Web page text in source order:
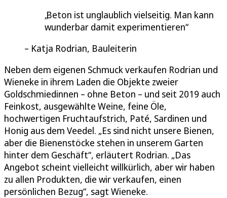
Beton ist unglaublich vielseitig. Man kann
wunderbar damit experimentieren
Katja Rodrian, Bauleiterin
Neben dem eigenen Schmuck verkaufen Rodrian und
Wieneke in ihrem Laden die Objekte zweier
Goldschmiedinnen – ohne Beton – und seit 2019 auch
Feinkost, ausgewählte Weine, feine Öle,
hochwertigen Fruchtaufstrich, Paté, Sardinen und
Honig aus dem Veedel. „Es sind nicht unsere Bienen,
aber die Bienenstöcke stehen in unserem Garten
hinter dem Geschäft“, erläutert Rodrian. „Das
Angebot scheint vielleicht willkürlich, aber wir haben
zu allen Produkten, die wir verkaufen, einen
persönlichen Bezug“, sagt Wieneke.